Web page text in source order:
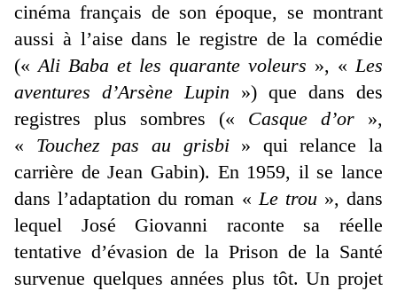
cinéma français de son époque, se montrant
aussi à l’aise dans le registre de la comédie
(«Ali Baba et les quarante voleurs », «Les
aventures d’Arsène Lupin ») que dans des
registres plus sombres (« Casque d’or »,
« Touchez pas au grisbi » qui relance la
carrière de Jean Gabin). En 1959, il se lance
dans l’adaptation du roman «Le trou», dans
lequel José Giovanni raconte sa réelle
tentative d’évasion de la Prison de la Santé
survenue quelques années plus tôt. Un projet